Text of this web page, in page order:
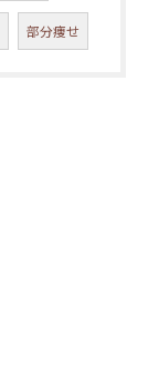
部分痩せ